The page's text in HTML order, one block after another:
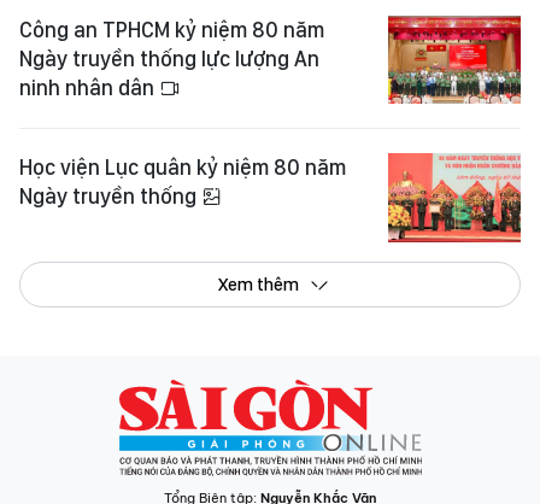
Công an TPHCM kỷ niệm 80 năm
Ngày truyền thống lực lượng An
ninh nhân dân
Học viện Lục quân kỷ niệm 80 năm
Ngày truyền thống
Xem thêm
Tổng Biên tập: Nguyễn Khắc Văn